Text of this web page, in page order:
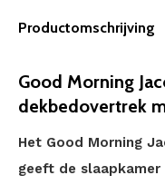
Productomschrijving
Good Morning
dekbedovertrek
Het Good Morning
geeft de